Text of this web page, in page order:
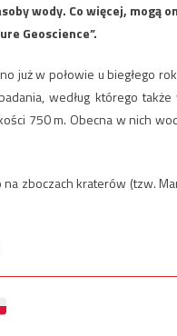
wody. Co więcej, mogą
Geoscience”.
już w połowie u biegłego
według którego także
750 m. Obecna w nich
zboczach kraterów (tzw.